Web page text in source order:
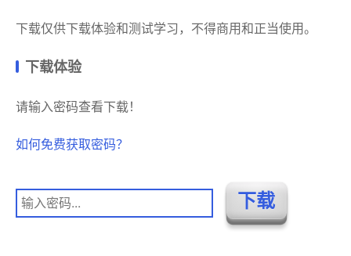
下载仅供下载体验和测试学习，不得商用和正当使用。
下载体验
请输入密码查看下载！
如何免费获取密码？